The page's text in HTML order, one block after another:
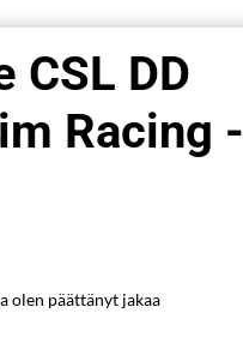
CSL DD
Racing -
olen päättänyt jakaa